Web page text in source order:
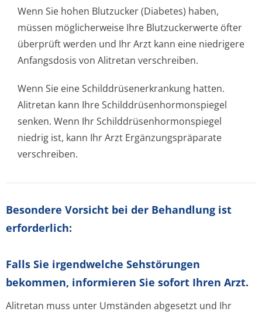
Wenn Sie hohen Blutzucker (Diabetes) haben,
müssen möglicherweise Ihre Blutzuckerwerte öfter
überprüft werden und Ihr Arzt kann eine niedrigere
Anfangsdosis von Alitretan verschreiben.
Wenn Sie eine Schilddrüsener­krankung hatten.
Alitretan kann Ihre Schilddrüsenhor­monspiegel
senken. Wenn Ihr Schilddrüsenhor­monspiegel
niedrig ist, kann Ihr Arzt Ergänzungspräparate
verschreiben.
Besondere Vorsicht bei der Behandlung ist
erforderlich:
Falls Sie irgendwelche Sehstörungen
bekommen, informieren Sie sofort Ihren Arzt.
Alitretan muss unter Umständen abgesetzt und Ihr